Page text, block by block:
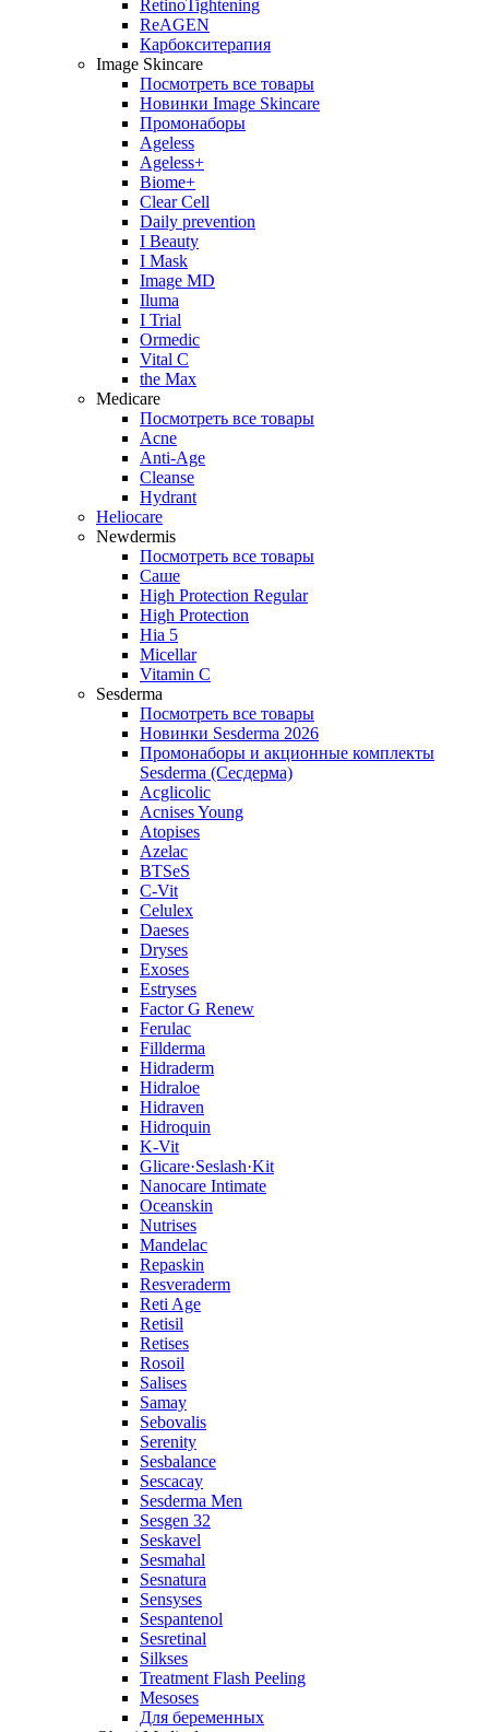
RetinoTightening
ReAGEN
Карбокситерапия
Image Skincare
Посмотреть все товары
Новинки Image Skincare
Промонаборы
Ageless
Ageless+
Biome+
Clear Cell
Daily prevention
I Beauty
I Mask
Image MD
Iluma
I Trial
Ormedic
Vital C
the Max
Medicare
Посмотреть все товары
Acne
Anti‑Age
Cleanse
Hydrant
Heliocare
Newdermis
Посмотреть все товары
Саше
High Protection Regular
High Protection
Hia 5
Micellar
Vitamin C
Sesderma
Посмотреть все товары
Новинки Sesderma 2026
Промонаборы и акционные комплекты
Sesderma (Сесдерма)
Acglicolic
Acnises Young
Atopises
Azelac
BTSeS
C‑Vit
Celulex
Daeses
Dryses
Exoses
Estryses
Factor G Renew
Ferulac
Fillderma
Hidraderm
Hidraloe
Hidraven
Hidroquin
K-Vit
Glicare·Seslash·Kit
Nanocare Intimate
Oceanskin
Nutrises
Mandelac
Repaskin
Resveraderm
Reti Age
Retisil
Retises
Rosoil
Salises
Samay
Sebovalis
Serenity
Sesbalance
Sescacay
Sesderma Men
Sesgen 32
Seskavel
Sesmahal
Sesnatura
Sensyses
Sespantenol
Sesretinal
Silkses
Treatment Flash Peeling
Mesoses
Для беременных